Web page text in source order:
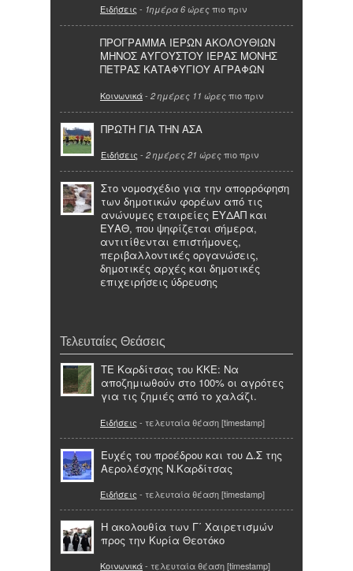
Ειδήσεις - 1ημέρα 6 ώρες πιο πριν
ΠΡΟΓΡΑΜΜΑ ΙΕΡΩΝ ΑΚΟΛΟΥΘΙΩΝ
ΜΗΝΟΣ ΑΥΓΟΥΣΤΟΥ ΙΕΡΑΣ ΜΟΝΗΣ
ΠΕΤΡΑΣ ΚΑΤΑΦΥΓΙΟΥ ΑΓΡΑΦΩΝ
Κοινωνικά- 2 ημέρες 11 ώρες πιο πριν
ΠΡΩΤΗ ΓΙΑ ΤΗΝ ΑΣΑ
Ειδήσεις - 2 ημέρες 21 ώρες πιο πριν
Στο νομοσχέδιο για την απορρόφηση
των δημοτικών φορέων από τις
ανώνυμες εταιρείες ΕΥΔΑΠ και
ΕΥΑΘ, που ψηφίζεται σήμερα,
αντιτίθενται επιστήμονες,
περιβαλλοντικές οργανώσεις,
δημοτικές αρχές και δημοτικές
επιχειρήσεις ύδρευσης
Τελευταίες Θεάσεις
ΤΕ Καρδίτσας του ΚΚΕ: Να
αποζημιωθούν στο 100% οι αγρότες
για τις ζημιές από το χαλάζι.
Ειδήσεις - τελευταία θέαση [timestamp]
Ευχές του προέδρου και του Δ.Σ της
Αερολέσχης Ν.Καρδίτσας
Ειδήσεις - τελευταία θέαση [timestamp]
Η ακολουθία των Γ΄ Χαιρετισμών
προς την Κυρία Θεοτόκο
Κοινωνικά- τελευταία θέαση [timestamp]